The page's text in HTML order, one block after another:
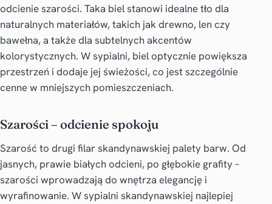
odcienie szarości. Taka biel stanowi idealne tło dla
naturalnych materiałów, takich jak drewno, len czy
bawełna, a także dla subtelnych akcentów
kolorystycznych. W sypialni, biel optycznie powiększa
przestrzeń i dodaje jej świeżości, co jest szczególnie
cenne w mniejszych pomieszczeniach.
Szarości – odcienie spokoju
Szarość to drugi filar skandynawskiej palety barw. Od
jasnych, prawie białych odcieni, po głębokie grafity –
szarości wprowadzają do wnętrza elegancję i
wyrafinowanie. W sypialni skandynawskiej najlepiej